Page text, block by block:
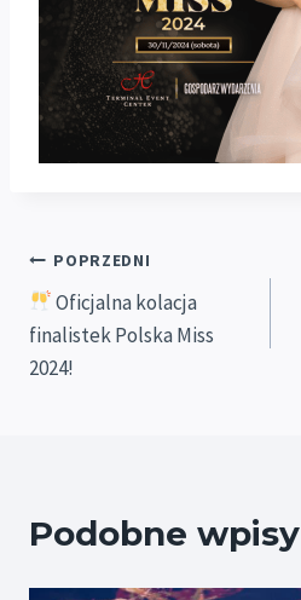
Nawigacja
wpisu
POPRZEDNI
Oficjalna kolacja
finalistek Polska Miss
2024!
Podobne wpisy